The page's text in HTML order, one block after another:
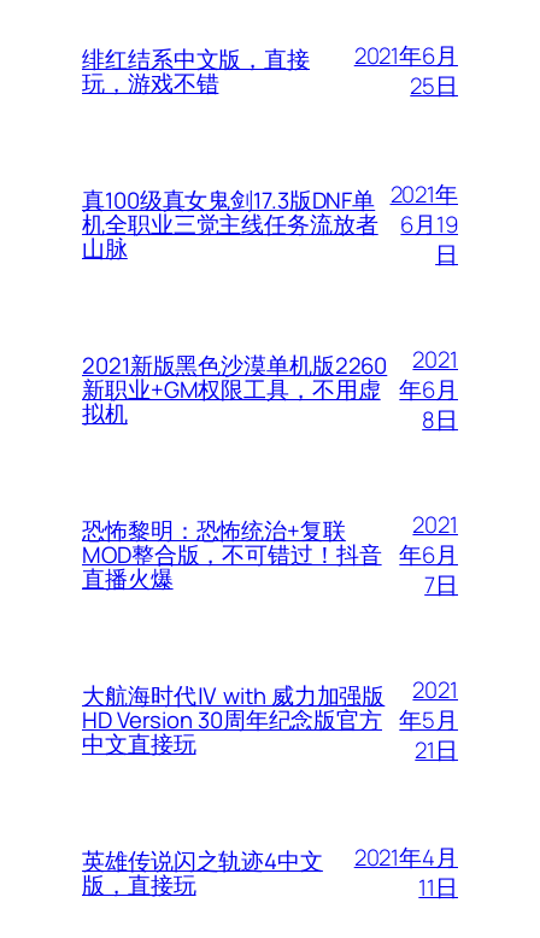
绯红结系中文版，直接
玩，游戏不错
2021年6月
25日
真100级真女鬼剑17.3版DNF单
机全职业三觉主线任务流放者
山脉
2021年
6月19
日
2021新版黑色沙漠单机版2260
新职业+GM权限工具，不用虚
拟机
2021
年6月
8日
恐怖黎明：恐怖统治+复联
MOD整合版，不可错过！抖音
直播火爆
2021
年6月
7日
大航海时代Ⅳ with 威力加强版
HD Version 30周年纪念版官方
中文直接玩
2021
年5月
21日
英雄传说闪之轨迹4中文
版，直接玩
2021年4月
11日